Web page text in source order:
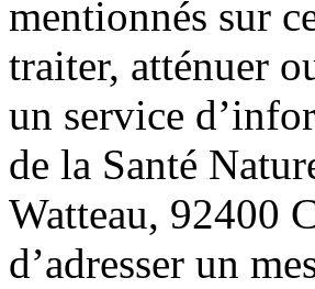
mentionnés sur
traiter, atténuer
un service
de la Santé
Watteau, 92400
d’adresser un